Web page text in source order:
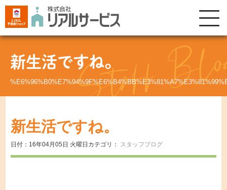
新生活ですね。
新生活ですね。
日付：16年04月05日 火曜日 カテゴリ： スタッフブログ